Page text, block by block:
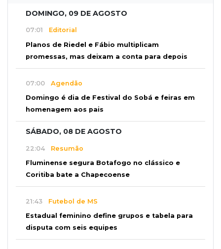
DOMINGO, 09 DE AGOSTO
07:01 Editorial
Planos de Riedel e Fábio multiplicam
promessas, mas deixam a conta para depois
07:00 Agendão
Domingo é dia de Festival do Sobá e feiras em
homenagem aos pais
SÁBADO, 08 DE AGOSTO
22:04 Resumão
Fluminense segura Botafogo no clássico e
Coritiba bate a Chapecoense
21:43 Futebol de MS
Estadual feminino define grupos e tabela para
disputa com seis equipes